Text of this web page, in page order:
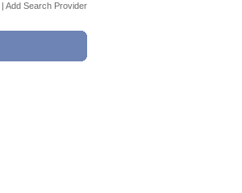
| Add Search Provider